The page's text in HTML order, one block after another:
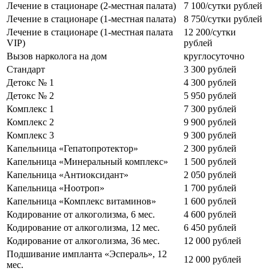
Лечение в стационаре (2-местная палата)
7 100/сутки рублей
Лечение в стационаре (1-местная палата)
8 750/сутки рублей
Лечение в стационаре (1-местная палата
VIP)
12 200/сутки
рублей
Вызов нарколога на дом
круглосуточно
Стандарт
3 300 рублей
Детокс № 1
4 300 рублей
Детокс № 2
5 950 рублей
Комплекс 1
7 300 рублей
Комплекс 2
9 900 рублей
Комплекс 3
9 300 рублей
Капельница «Гепатопротектор»
2 300 рублей
Капельница «Минеральный комплекс»
1 500 рублей
Капельница «Антиоксидант»
2 050 рублей
Капельница «Ноотроп»
1 700 рублей
Капельница «Комплекс витаминов»
1 600 рублей
Кодирование от алкоголизма, 6 мес.
4 600 рублей
Кодирование от алкоголизма, 12 мес.
6 450 рублей
Кодирование от алкоголизма, 36 мес.
12 000 рублей
Подшивание импланта «Эспераль», 12
мес.
12 000 рублей